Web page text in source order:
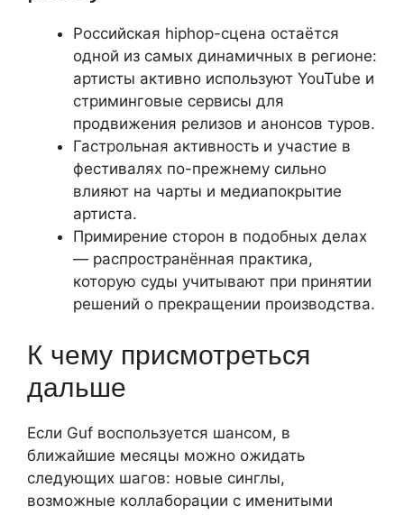
Российская hiphop-сцена остаётся
одной из самых динамичных в регионе:
артисты активно используют YouTube и
стриминговые сервисы для
продвижения релизов и анонсов туров.
Гастрольная активность и участие в
фестивалях по-прежнему сильно
влияют на чарты и медиапокрытие
артиста.
Примирение сторон в подобных делах
— распространённая практика,
которую суды учитывают при принятии
решений о прекращении производства.
К чему присмотреться
дальше
Если Guf воспользуется шансом, в
ближайшие месяцы можно ожидать
следующих шагов: новые синглы,
возможные коллаборации с именитыми